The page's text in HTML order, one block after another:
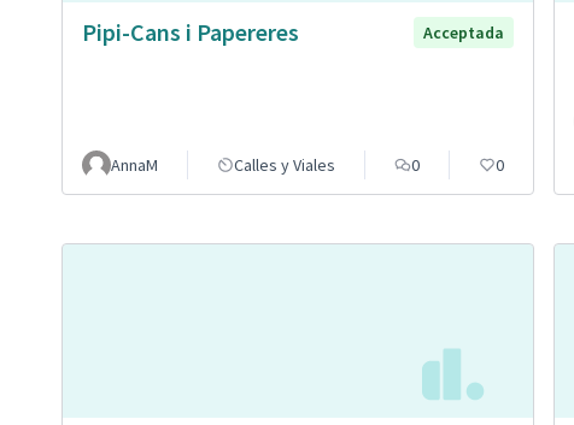
Pipi-Cans i Papereres Acceptada
AnnaM Calles y Viales 0 0